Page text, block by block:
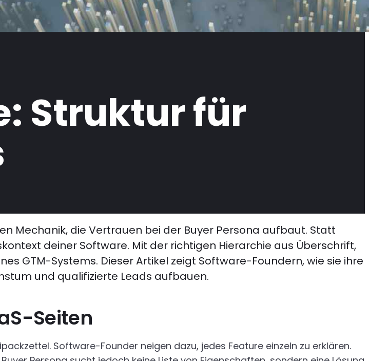
Struktur für
Mechanik, die Vertrauen bei der Buyer Persona aufbaut. Statt
deiner Software. Mit der richtigen Hierarchie aus Überschrift,
GTM-Systems. Dieser Artikel zeigt Software-Foundern, wie sie ihre
und qualifizierte Leads aufbauen.
Seiten
Software-Founder neigen dazu, jedes Feature einzeln zu erklären.